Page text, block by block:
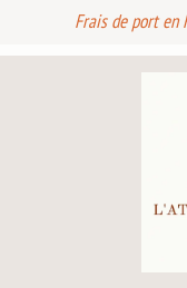
Frais de port en